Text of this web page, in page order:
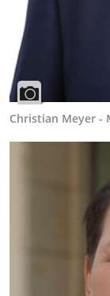
Christian Meyer -